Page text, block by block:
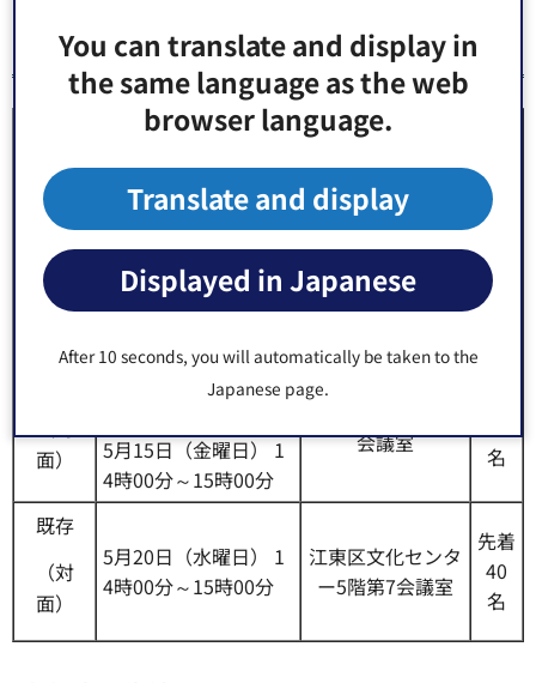
You can translate and display in
the same language as the web
browser language.
Translate and display
Displayed in Japanese
After 10 seconds, you will automatically be taken to the
Japanese page.
日時・会場
会場
新規
（オン
ライ
ン）
5月14日（木曜日） 1
1時00分～12時00分
オンライン（Micr
osoft Teams）
なし
5月14日（木曜日） 1
（対
面）
5月15日（金曜日） 1
1時00分～12時00分
会議室
名
5月15日（金曜日） 1
4時00分～15時00分
既存
（対
面）
5月20日（水曜日） 1
4時00分～15時00分
江東区文化センタ
ー5階第7会議室
先着
40
名